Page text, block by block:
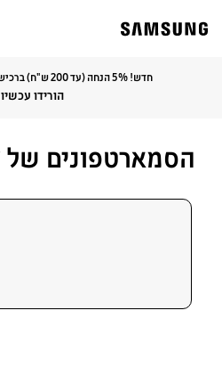
חדש! 5% הנחה (עד 200 ש"ח) ברכישה הראשונה באפליקציה*
הורידו עכשיו
הסמארטפונים של Galaxy